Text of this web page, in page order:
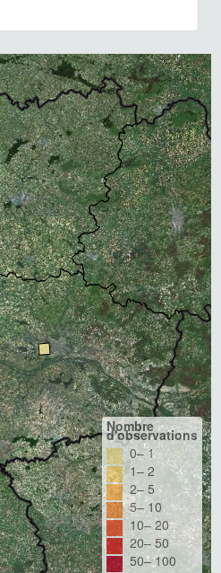
Nombre
d'observations
0– 1
1– 2
2– 5
5– 10
10– 20
20– 50
50– 100